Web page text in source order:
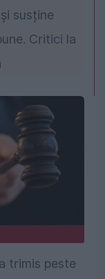
susține
Critici la
trimis peste